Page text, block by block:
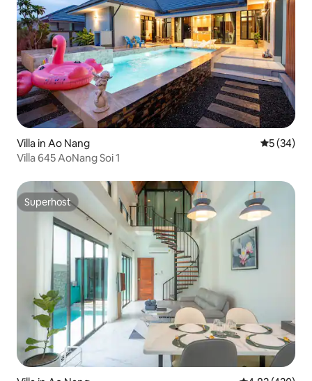
Villa in Ao Nang
5 (34)
Villa 645 AoNang Soi 1
Superhost
Superhost